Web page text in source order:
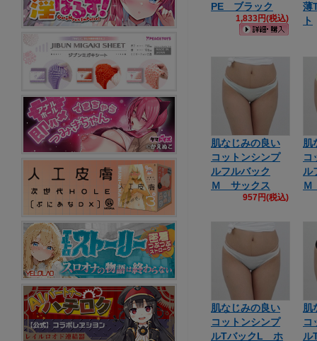
PE ブラック
1,833円(税込)
薄
ト
肌なじみの良い
コットンシンプ
ルフルバック
Ｍ サックス
957円(税込)
肌
コ
ル
肌なじみの良い
コットンシンプ
ルTバックL ホ
肌
コ
ル